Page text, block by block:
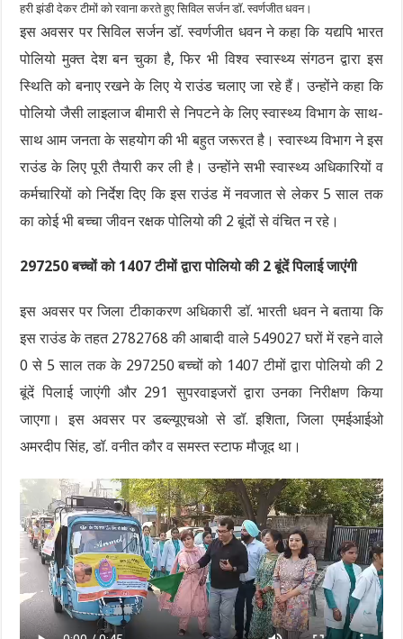
हरी झंडी देकर टीमों को रवाना करते हुए सिविल सर्जन डॉ. स्वर्णजीत धवन।
इस अवसर पर सिविल सर्जन डॉ. स्वर्णजीत धवन ने कहा कि यद्यपि भारत
पोलियो मुक्त देश बन चुका है, फिर भी विश्व स्वास्थ्य संगठन द्वारा इस
स्थिति को बनाए रखने के लिए ये राउंड चलाए जा रहे हैं। उन्होंने कहा कि
पोलियो जैसी लाइलाज बीमारी से निपटने के लिए स्वास्थ्य विभाग के साथ-
साथ आम जनता के सहयोग की भी बहुत जरूरत है। स्वास्थ्य विभाग ने इस
राउंड के लिए पूरी तैयारी कर ली है। उन्होंने सभी स्वास्थ्य अधिकारियों व
कर्मचारियों को निर्देश दिए कि इस राउंड में नवजात से लेकर 5 साल तक
का कोई भी बच्चा जीवन रक्षक पोलियो की 2 बूंदों से वंचित न रहे।
297250 बच्चों को 1407 टीमों द्वारा पोलियो की 2 बूंदें पिलाई जाएंगी
इस अवसर पर जिला टीकाकरण अधिकारी डॉ. भारती धवन ने बताया कि
इस राउंड के तहत 2782768 की आबादी वाले 549027 घरों में रहने वाले
0 से 5 साल तक के 297250 बच्चों को 1407 टीमों द्वारा पोलियो की 2
बूंदें पिलाई जाएंगी और 291 सुपरवाइजरों द्वारा उनका निरीक्षण किया
जाएगा। इस अवसर पर डब्ल्यूएचओ से डॉ. इशिता, जिला एमईआईओ
अमरदीप सिंह, डॉ. वनीत कौर व समस्त स्टाफ मौजूद था।